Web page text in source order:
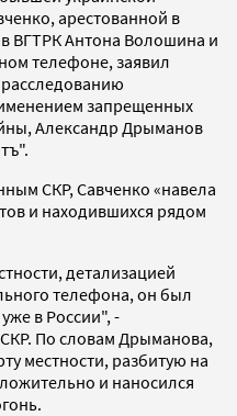
арестованной в
ВГТРК Антона Волошина и
телефоне, заявил
запрещенных
Александр Дрыманов
СКР, Савченко «навела
и находившихся рядом
детализацией
телефона, он был
в России", -
По словам Дрыманова,
местности, разбитую на
и наносился